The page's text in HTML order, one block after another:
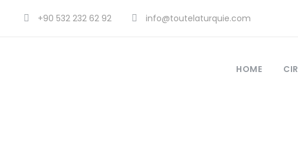
+90 532 232 62 92 info@toutelaturquie.com
HOME